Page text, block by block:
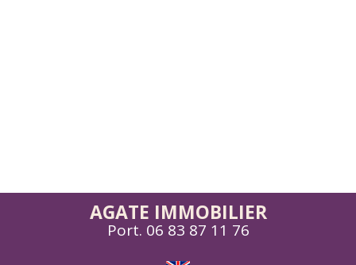
AGATE IMMOBILIER
Port. 06 83 87 11 76